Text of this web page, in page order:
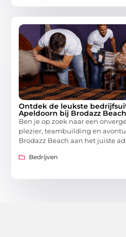
Ontdek de leukste
Apeldoorn bij Brodazz
Ben je op zoek naar een
plezier, teambuilding en
Brodazz Beach aan het juiste
Bedrijven